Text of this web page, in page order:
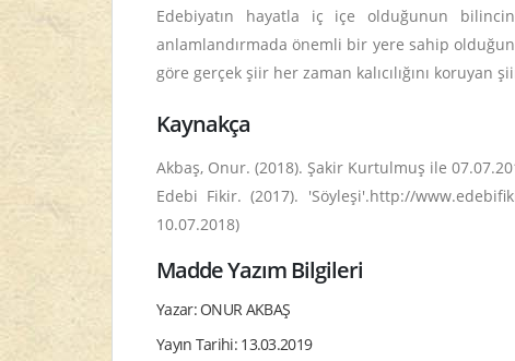
Edebiyatın hayatla iç içe olduğunun
anlamlandırmada önemli bir yere sahip
göre gerçek şiir her zaman kalıcılığını koruyan
Kaynakça
Akbaş, Onur. (2018). Şakir Kurtulmuş ile
Edebi Fikir. (2017). 'Söyleşi'.http://
10.07.2018)
Madde Yazım Bilgileri
Yazar: ONUR AKBAŞ
Yayın Tarihi: 13.03.2019